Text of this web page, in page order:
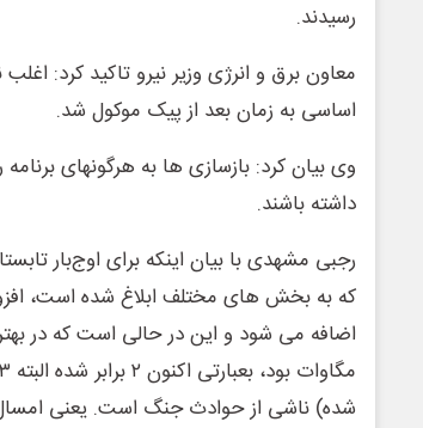
رسیدند.
معاون برق و انرژی وزیر نیرو تاکید کرد:
اساسی به زمان بعد از پیک موکول شد.
وی بیان کرد: بازسازی ها به هرگونهای
داشته باشند.
رجبی مشهدی با بیان اینکه برای اوج‌بار